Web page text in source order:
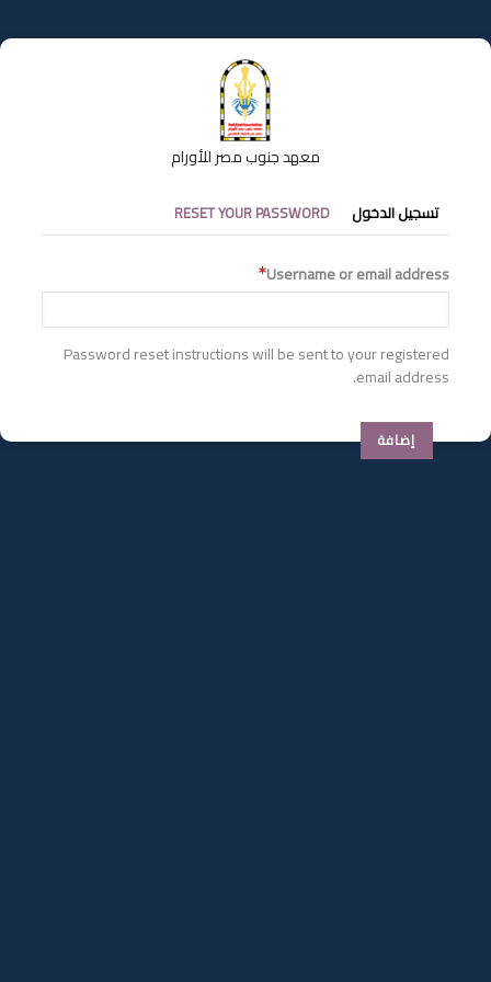
إلى
المحتوى
معهد جنوب مصر للأورام
التبويبات
الأساسية
تسجيل الدخول RESET YOUR PASSWORD
Username or email address
Password reset instructions will be sent to your registered
email address.